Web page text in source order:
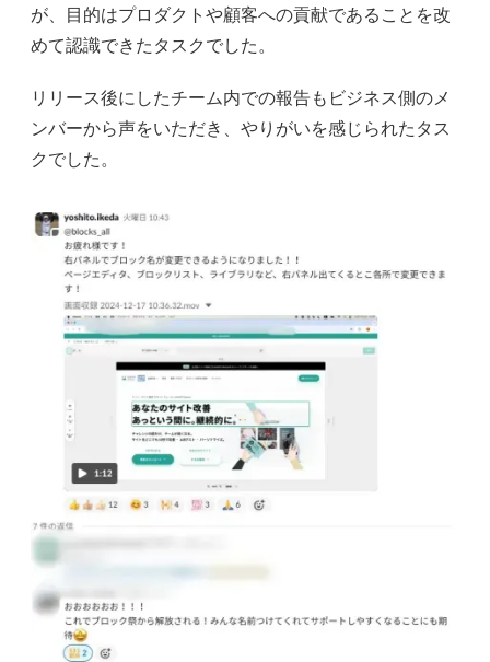
が、目的はプロダクトや顧客への貢献であることを改
めて認識できたタスクでした。
リリース後にしたチーム内での報告もビジネス側のメ
ンバーから声をいただき、やりがいを感じられたタス
クでした。